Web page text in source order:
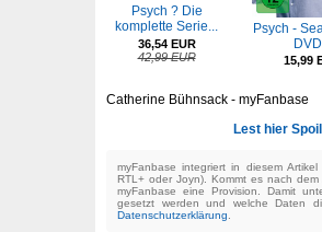
Psych ? Die
komplette Serie...
36,54 EUR
42,99 EUR
Psych -
15,99
Catherine Bühnsack - myFanbase
Lest hier
myFanbase integriert in diesem
RTL+ oder Joyn). Kommt es nach
myFanbase eine Provision. Damit
gesetzt werden und welche Daten
Datenschutzerklärung.